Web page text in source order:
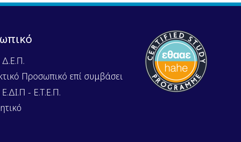
Προσωπικό επί συμβάσει
- Ε.Τ.Ε.Π.